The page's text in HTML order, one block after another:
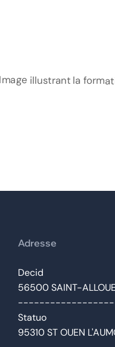
Adresse
Decid
56500 SAINT-
Statuo
95310 ST OUEN